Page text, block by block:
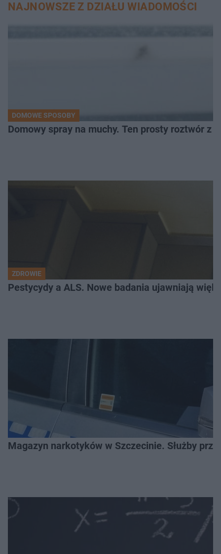
NAJNOWSZE Z DZIAŁU WIADOMOŚCI
DOMOWE SPOSOBY
Domowy spray na muchy. Ten prosty roztwór z
ZDROWIE
Pestycydy a ALS. Nowe badania ujawniają
Magazyn narkotyków w Szczecinie. Służby